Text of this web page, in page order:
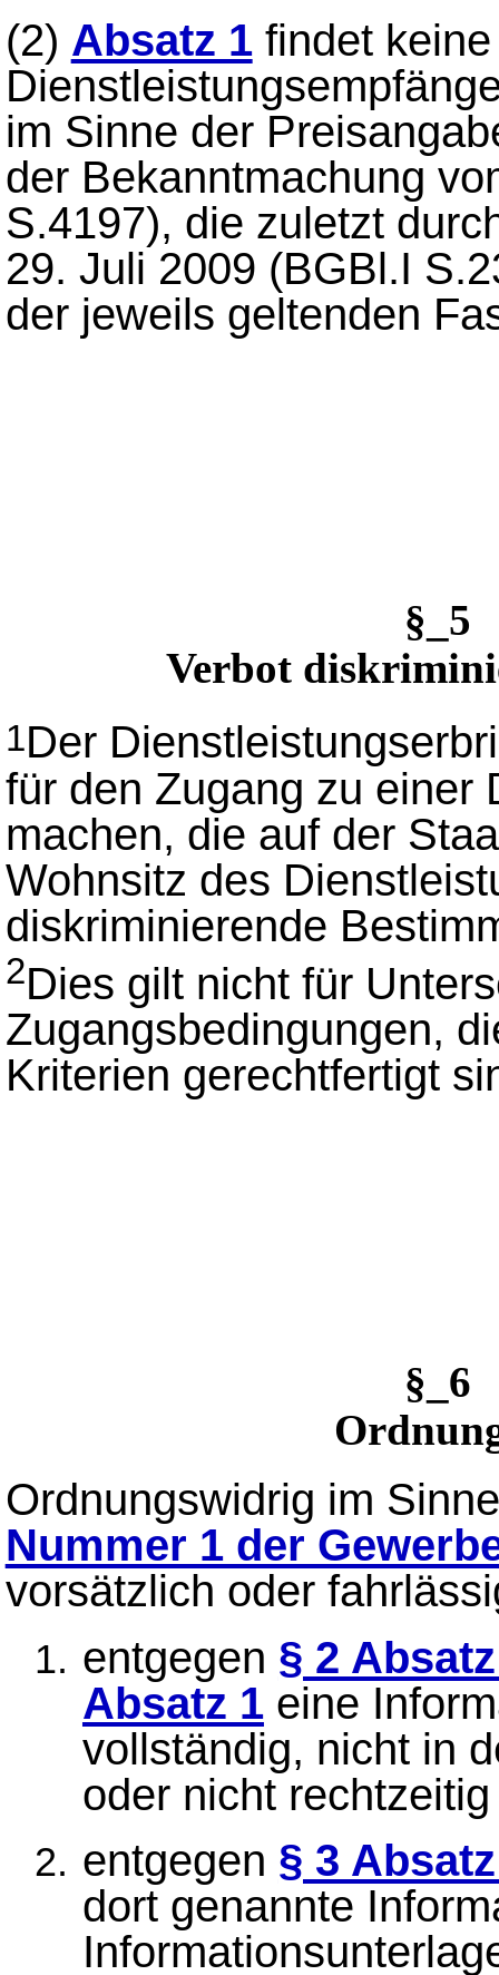
(2) Absatz 1findet keine
im Sinne der
der Bekanntmachung
S.4197), die zuletzt
29. Juli 2009 (BGBl.I
der jeweils geltenden
§_5
Verbot
1Der
für den Zugang zu einer
machen, die auf der
Wohnsitz des
diskriminierende
2Dies gilt nicht für
Zugangsbedingungen,
Kriterien gerechtfertigt
§_6
Ordnungswidrig im
Nummer 1 der
vorsätzlich oder
entgegen § 2
Absatz 1eine
vollständig, nicht in
oder nicht
entgegen § 3
dort genannte